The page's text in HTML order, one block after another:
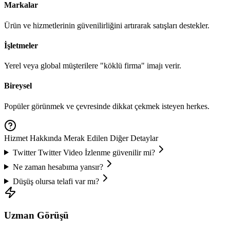
Markalar
Ürün ve hizmetlerinin güvenilirliğini artırarak satışları destekler.
İşletmeler
Yerel veya global müşterilere "köklü firma" imajı verir.
Bireysel
Popüler görünmek ve çevresinde dikkat çekmek isteyen herkes.
Hizmet Hakkında Merak Edilen Diğer Detaylar
Twitter Twitter Video İzlenmegüvenilir mi?
Ne zaman hesabıma yansır?
Düşüş olursa telafi var mı?
Uzman Görüşü